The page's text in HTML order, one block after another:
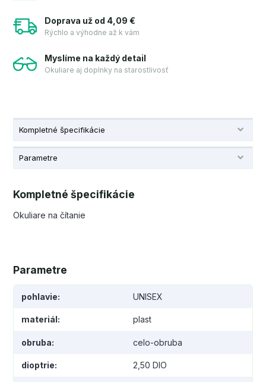
Doprava už od 4,09 €
Rýchlo a výhodne až k vám
Myslíme na každý detail
Okuliare aj doplnky na starostlivosť
Kompletné špecifikácie
Parametre
Kompletné špecifikácie
Okuliare na čítanie
Parametre
pohlavie UNISEX
materiál plast
obruba celo-obruba
dioptrie 2,50 DIO